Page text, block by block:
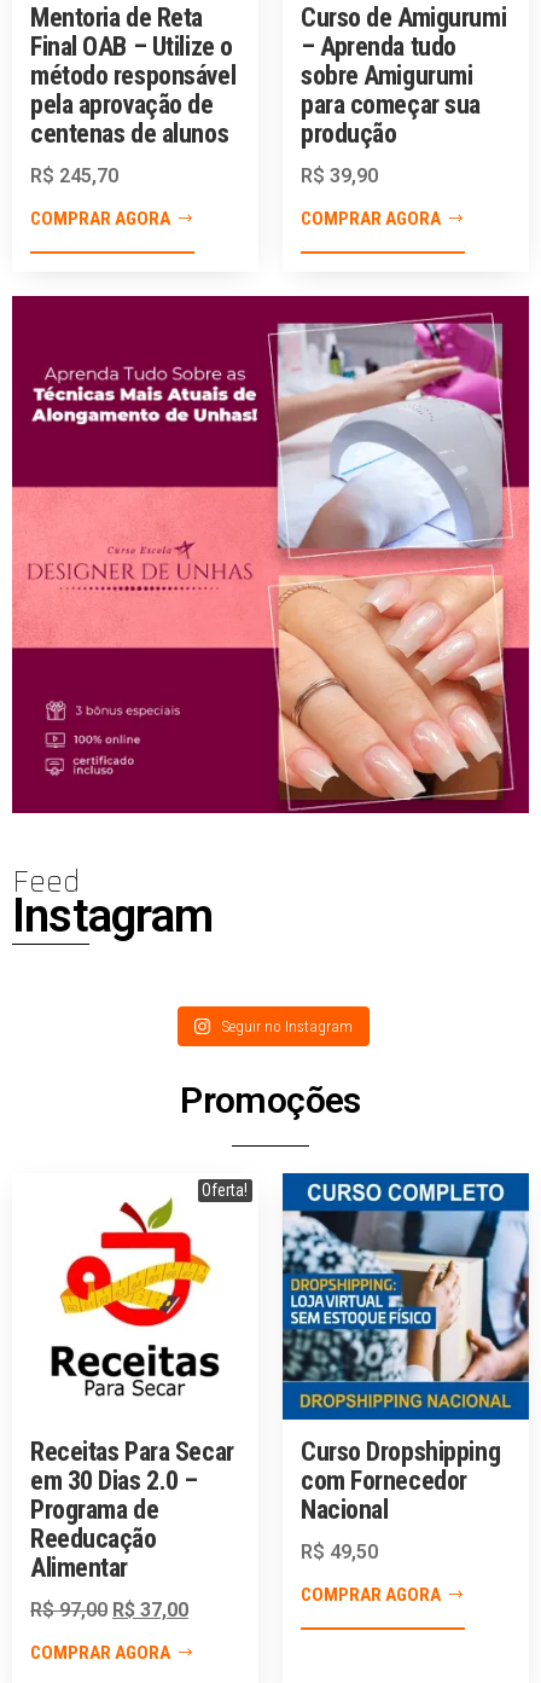
Mentoria de Reta
Final OAB – Utilize o
método responsável
pela aprovação de
centenas de alunos
R$ 245,70
COMPRAR AGORA
Curso de Amigurumi
– Aprenda tudo
sobre Amigurumi
para começar sua
produção
R$ 39,90
COMPRAR AGORA
Feed
Instagram
Seguir no Instagram
Promoções
Oferta!
Receitas Para Secar
em 30 Dias 2.0 –
Programa de
Reeducação
Alimentar
R$97,00 R$ 37,00
COMPRAR AGORA
Curso Dropshipping
com Fornecedor
Nacional
R$ 49,50
COMPRAR AGORA